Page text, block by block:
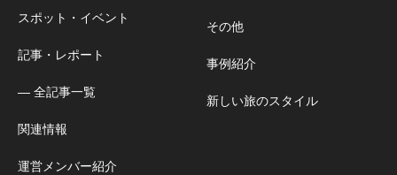
スポット・イベント
記事・レポート
― 全記事一覧
関連情報
運営メンバー紹介
その他
事例紹介
新しい旅のスタイル